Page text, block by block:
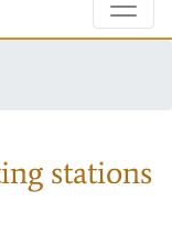
stations